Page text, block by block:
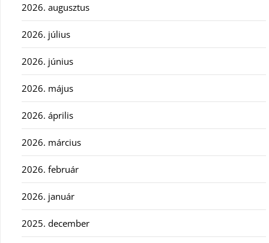
2026. augusztus
2026. július
2026. június
2026. május
2026. április
2026. március
2026. február
2026. január
2025. december